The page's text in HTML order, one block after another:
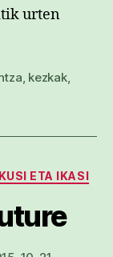
urten
, kezkak,
ETA IKASI